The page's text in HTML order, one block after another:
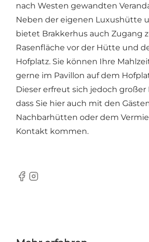
nach Westen gewandten
Neben der eigenen Luxushütte
bietet Brakkerhus auch Zugang
Rasenfläche vor der Hütte und
Hofplatz. Sie können Ihre
gerne im Pavillon auf dem
Dieser erfreut sich jedoch
dass Sie hier auch mit den
Nachbarhütten oder dem
Kontakt kommen.
Facebook
Instagram